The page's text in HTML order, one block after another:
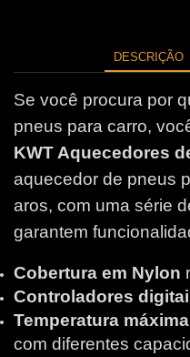
DESCRIÇÃO
Se você procura por
pneus para carro,
KWT Aquecedores
aquecedor de pneus
aros, com uma série
garantem
Cobertura em Nylon
Controladores
Temperatura máxima
com diferentes